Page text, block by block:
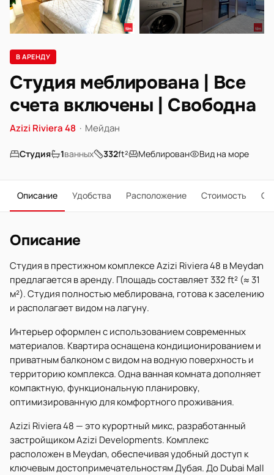
В АРЕНДУ
Студия меблирована | Все
счета включены | Свободна
Azizi Riviera 48 · Мейдан
Студия 1ванных 332ft² Меблирован Вид на море
Описание Удобства Расположение Стоимость О
Описание
Студия в престижном комплексе Azizi Riviera 48 в Meydan
предлагается в аренду. Площадь составляет 332 ft² (≈ 31
м²). Студия полностью меблирована, готова к заселению
и располагает видом на лагуну.
Интерьер оформлен с использованием современных
материалов. Квартира оснащена кондиционированием и
приватным балконом с видом на водную поверхность и
территорию комплекса. Одна ванная комната дополняет
компактную, функциональную планировку,
оптимизированную для комфортного проживания.
Azizi Riviera 48 — это курортный микс, разработанный
застройщиком Azizi Developments. Комплекс
расположен в Meydan, обеспечивая удобный доступ к
ключевым достопримечательностям Дубая. До Dubai Mall